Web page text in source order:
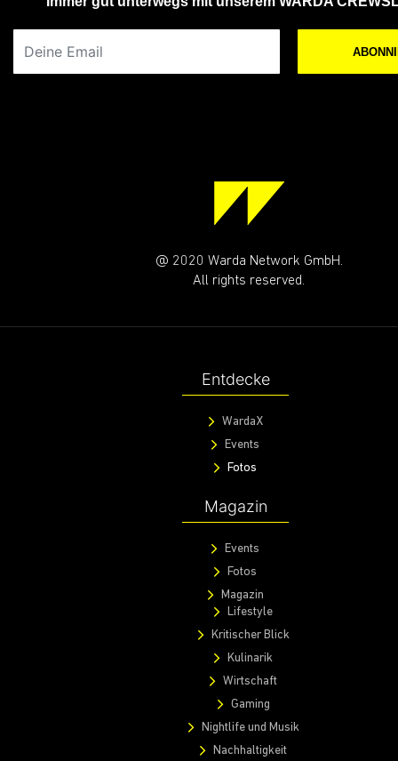
@ 2020 Warda Network GmbH.
All rights reserved.
Entdecke
WardaX
Events
Fotos
Magazin
Events
Fotos
Magazin
Lifestyle
Kritischer Blick
Kulinarik
Wirtschaft
Gaming
Nightlife und Musik
Nachhaltigkeit